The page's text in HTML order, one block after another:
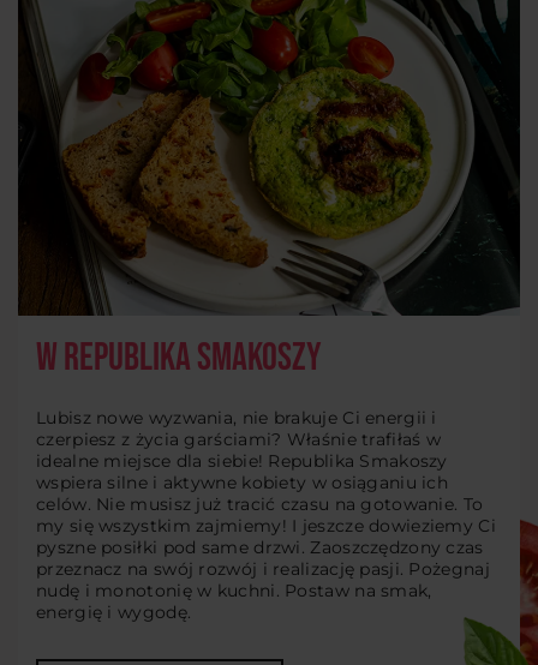
W Republika Smakoszy
Lubisz nowe wyzwania, nie brakuje Ci energii i
czerpiesz z życia garściami? Właśnie trafiłaś w
idealne miejsce dla siebie! Republika Smakoszy
wspiera silne i aktywne kobiety w osiąganiu ich
celów. Nie musisz już tracić czasu na gotowanie. To
my się wszystkim zajmiemy! I jeszcze dowieziemy Ci
pyszne posiłki pod same drzwi. Zaoszczędzony czas
przeznacz na swój rozwój i realizację pasji. Pożegnaj
nudę i monotonię w kuchni. Postaw na smak,
energię i wygodę.